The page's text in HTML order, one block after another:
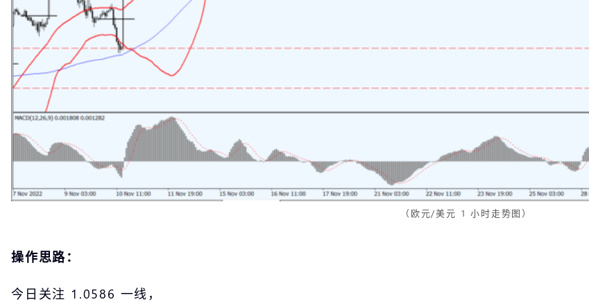
（欧元/美元 1 小时走势图）
操作思路：
今日关注 1.0586 一线，